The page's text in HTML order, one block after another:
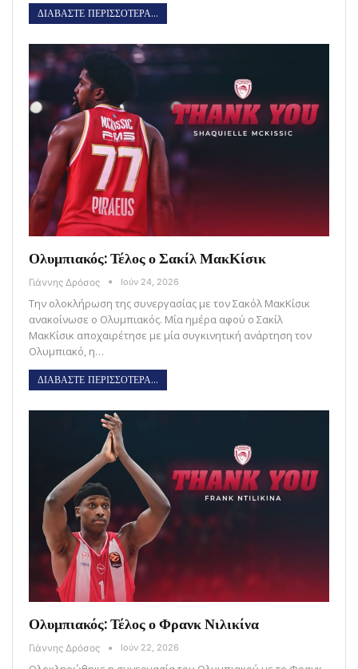
ΔΙΑΒΑΣΤΕ ΠΕΡΙΣΣΟΤΕΡΑ...
Ολυμπιακός: Τέλος ο Σακίλ ΜακΚίσικ
Γιάννης Δρόσος Ιούν 24, 2026
Την ολοκλήρωση της συνεργασίας με τον Σακόλ ΜακΚίσικ
ανακοίνωσε ο Ολυμπιακός. Μία ημέρα αφού ο Σακίλ
ΜακΚίσικ αποχαιρέτησε με μία συγκινητική ανάρτηση τον
Ολυμπιακό, η…
ΔΙΑΒΑΣΤΕ ΠΕΡΙΣΣΟΤΕΡΑ...
Ολυμπιακός: Τέλος ο Φρανκ Νιλικίνα
Γιάννης Δρόσος Ιούν 22, 2026